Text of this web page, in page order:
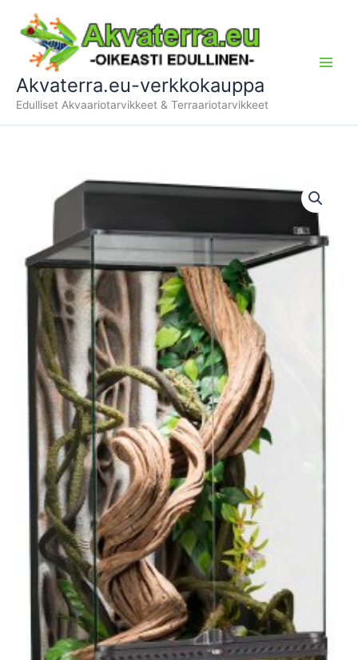
sisältöön
Akvaterra.eu-verkkokauppa
Edulliset Akvaariotarvikkeet & Terraariotarvikkeet